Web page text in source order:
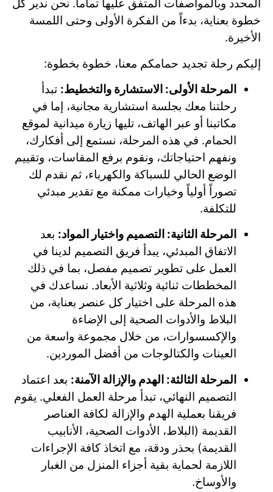
المحدد وبالمواصفات المتفق عليها تماماً. نحن ندير كل
خطوة بعناية، بدءاً من الفكرة الأولى وحتى اللمسة
الأخيرة.
إليكم رحلة تجديد حمامكم معنا، خطوة بخطوة:
المرحلة الأولى: الاستشارة والتخطيط: تبدأ
رحلتنا معك بجلسة استشارية مجانية، إما في
مكاتبنا أو عبر الهاتف، تليها زيارة ميدانية لموقع
الحمام. في هذه المرحلة، نستمع إلى أفكارك،
ونفهم احتياجاتك، ونقوم برفع المقاسات، وتقييم
الوضع الحالي للسباكة والكهرباء، ثم نقدم لك
تصوراً أولياً وخيارات ممكنة مع تقدير مبدئي
للتكلفة.
المرحلة الثانية: التصميم واختيار المواد: بعد
الاتفاق المبدئي، يبدأ فريق التصميم لدينا في
العمل على تطوير تصميم مفصل، بما في ذلك
المخططات ثنائية وثلاثية الأبعاد. نساعدك في
هذه المرحلة على اختيار كل عنصر بعناية، من
البلاط والأدوات الصحية إلى الإضاءة
والإكسسوارات، من خلال مجموعة واسعة من
العينات والكتالوجات من أفضل الموردين.
المرحلة الثالثة: الهدم والإزالة الآمنة: بعد اعتماد
التصميم النهائي، تبدأ مرحلة العمل الفعلي. يقوم
فريقنا بعملية الهدم والإزالة لكافة العناصر
القديمة (البلاط، الأدوات الصحية، الأنابيب
القديمة) بحذر ودقة، مع اتخاذ كافة الإجراءات
اللازمة لحماية بقية أجزاء المنزل من الغبار
والأوساخ.